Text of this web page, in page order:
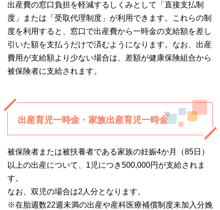
出産費の窓口負担を軽減するしくみとして「直接支払制
度」または「受取代理制度」が利用できます。これらの制
度を利用すると、窓口で出産費から一時金の支給額を差し
引いた額を支払うだけで済むようになります。なお、出産
費用が支給額より少ない場合は、差額が健康保険組合から
被保険者に支給されます。
出産育児一時金・家族出産育児一時金
被保険者または被扶養者である家族の妊娠4か月（85日）
以上の出産について、1児につき500,000円が支給されま
す。
なお、双児の場合は2人分となります。
※在胎週数22週未満の出産や産科医療補償制度未加入分娩